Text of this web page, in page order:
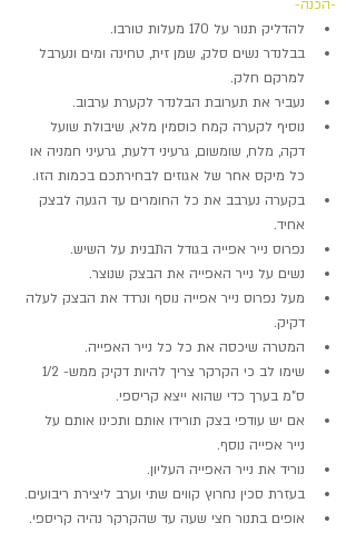
-הכנה-
להדליק תנור על 170 מעלות טורבו.
בבלנדר נשים סלק, שמן זית, טחינה ומים ונערבל
למרקם חלק.
נעביר את תערובת הבלנדר לקערת ערבוב.
נוסיף לקערה קמח כוסמין מלא, שיבולת שועל
דקה, מלח, שומשום, גרעיני דלעת, גרעיני חמניה או
כל מיקס אחר של אגוזים לבחירתכם בכמות הזו.
בקערה נערבב את כל החומרים עד הגעה לבצק
אחיד.
נפרוס נייר אפייה בגודל התבנית על השיש.
נשים על נייר האפייה את הבצק שנוצר.
מעל נפרוס נייר אפייה נוסף ונרדד את הבצק לעלה
דקיק.
המטרה שיכסה את כל כל נייר האפייה.
ס"מ בערך כדי שהוא ייצא קריספי.
אם יש עודפי בצק תורידו אותם ותכינו אותם על
נייר אפייה נוסף.
נוריד את נייר האפייה העליון.
בעזרת סכין נחרוץ קווים שתי וערב ליצירת ריבועים.
אופים בתנור חצי שעה עד שהקרקר נהיה קריספי.